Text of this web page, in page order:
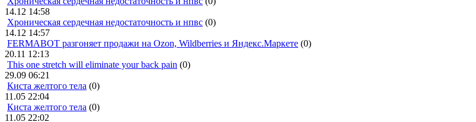
14.12 14:58
Хроническая сердечная недостаточность и нпвс (0)
14.12 14:57
FERMABOT разгоняет продажи на Ozon, Wildberries и Яндекс.Маркете (0)
20.11 12:13
This one stretch will eliminate your back pain (0)
29.09 06:21
Киста желтого тела (0)
11.05 22:04
Киста желтого тела (0)
11.05 22:02